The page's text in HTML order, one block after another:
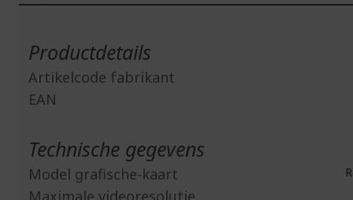
Productdetails
Artikelcode fabrikant
EAN
Technische gegevens
Model grafische-kaart
Maximale videoresolutie